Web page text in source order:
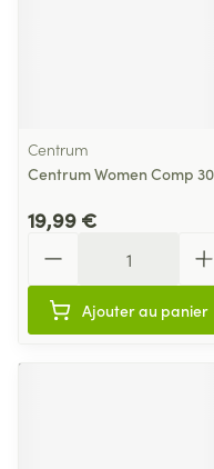
Centrum
Centrum Women Comp 30
19,99 €
Ajouter au panier